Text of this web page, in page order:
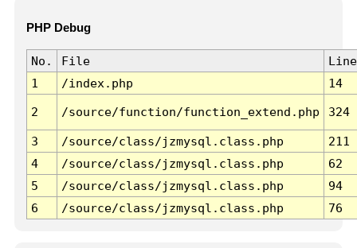
PHP Debug
No. File
Line
1
/index.php 14
2 /source/function/function_extend.php 324
3 /source/class/jzmysql.class.php
211
4
/source/class/jzmysql.class.php
62
5
/source/class/jzmysql.class.php
94
6
/source/class/jzmysql.class.php 76